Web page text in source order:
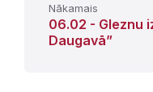
Nākamais
06.02 - Gleznu
Daugavā”